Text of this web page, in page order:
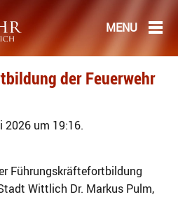
der Feuerwehr
um 19:16.
Führungskräftefortbildung
Wittlich Dr. Markus Pulm,